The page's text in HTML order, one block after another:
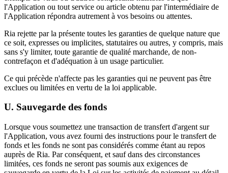
l'Application ou tout service ou article obtenu par l'intermédiaire de
l'Application répondra autrement à vos besoins ou attentes.
Ria rejette par la présente toutes les garanties de quelque nature que
ce soit, expresses ou implicites, statutaires ou autres, y compris, mais
sans s'y limiter, toute garantie de qualité marchande, de non-
contrefaçon et d'adéquation à un usage particulier.
Ce qui précède n'affecte pas les garanties qui ne peuvent pas être
exclues ou limitées en vertu de la loi applicable.
U. Sauvegarde des fonds
Lorsque vous soumettez une transaction de transfert d'argent sur
l'Application, vous avez fourni des instructions pour le transfert de
fonds et les fonds ne sont pas considérés comme étant au repos
auprès de Ria. Par conséquent, et sauf dans des circonstances
limitées, ces fonds ne seront pas soumis aux exigences de